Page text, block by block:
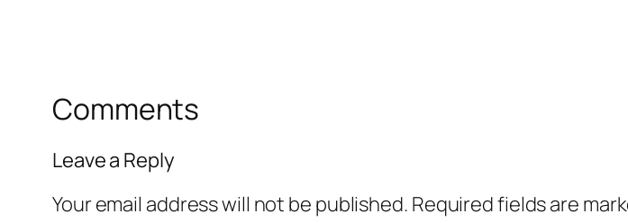
Comments
Leave a Reply
Your email address will not be published. Required fields are